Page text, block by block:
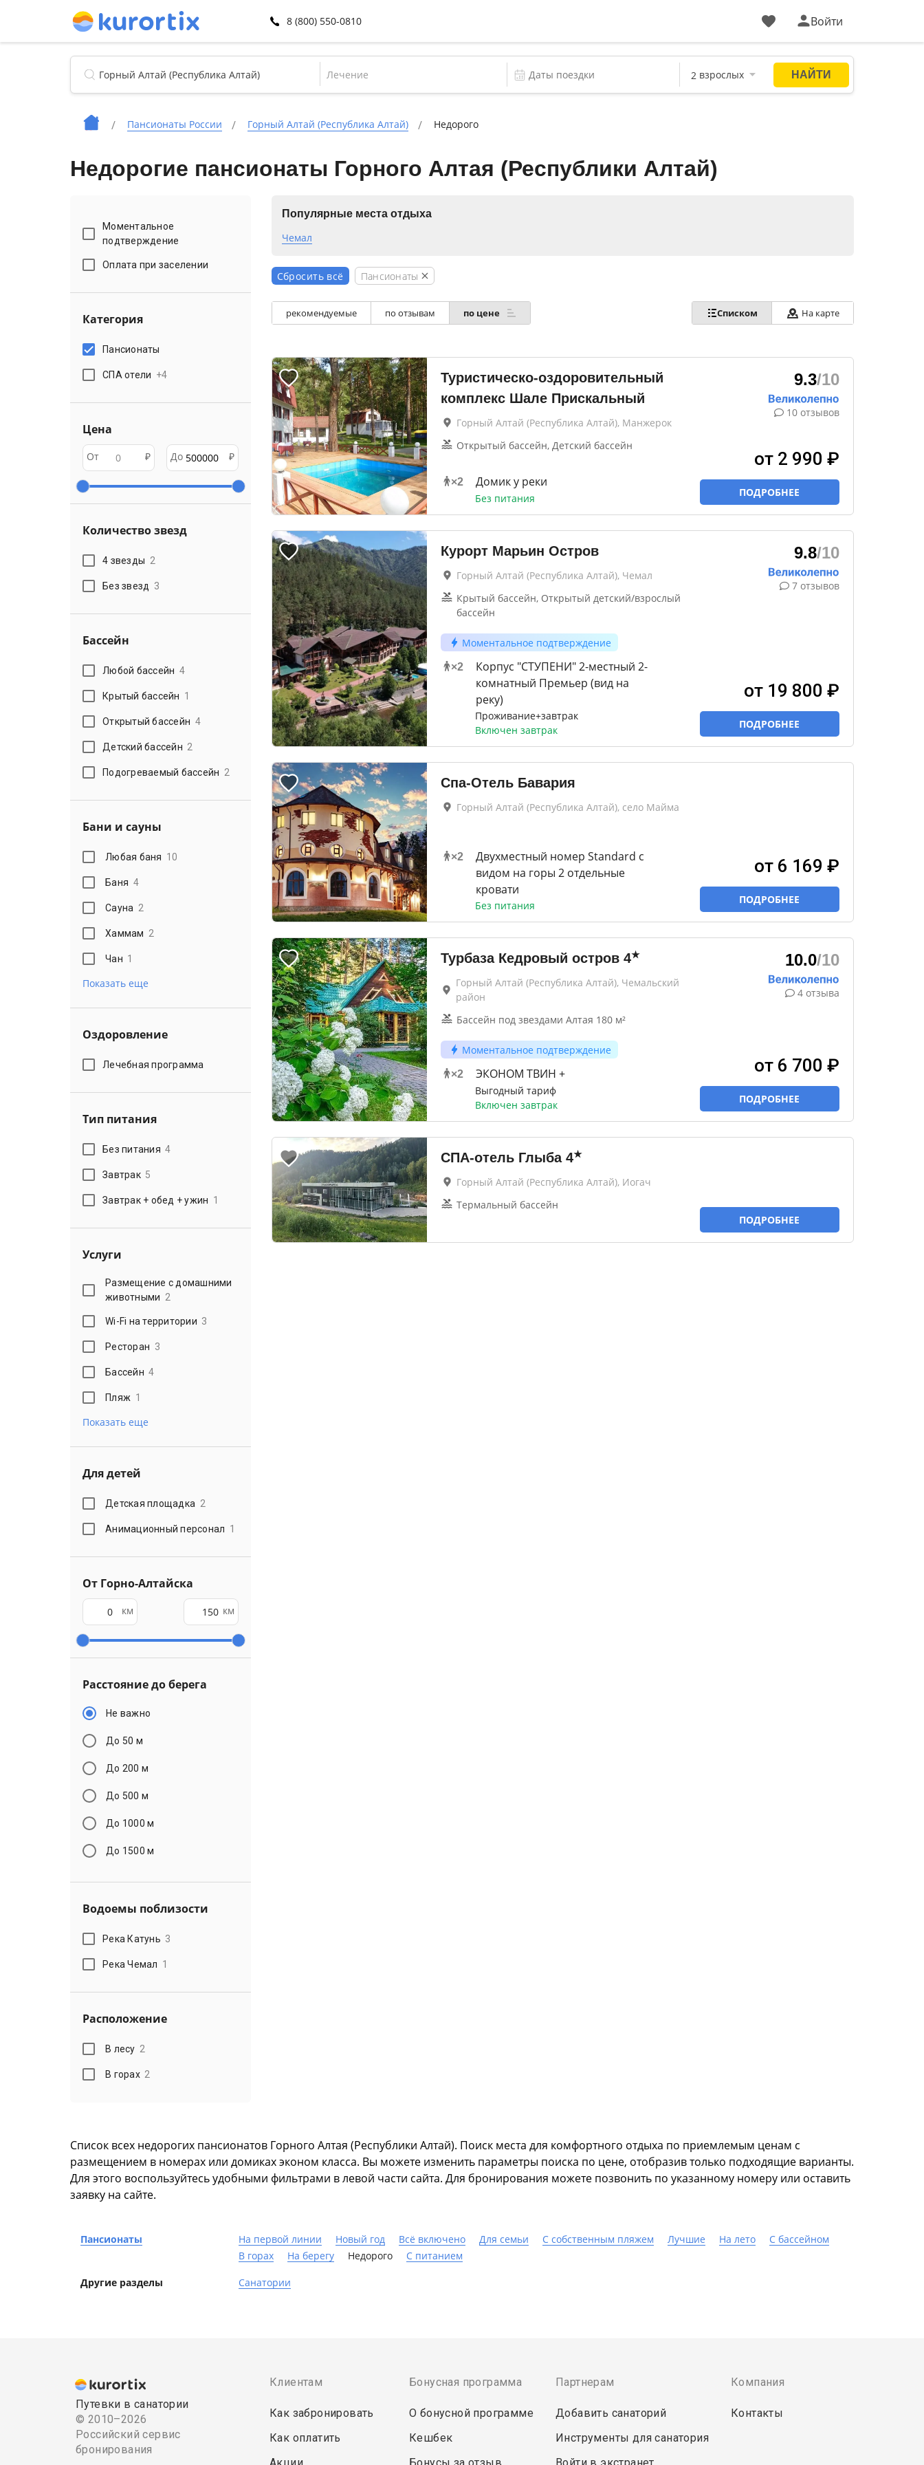
8 (800) 550-0810 Войти
Лечение
Пансионаты России Горный Алтай (Республика Алтай) Недорого
Недорогие пансионаты Горного Алтая (Республики Алтай)
Моментальное
подтверждение
Оплата при заселении
Категория
Пансионаты
СПА отели +4
Цена
От ₽ До ₽
Количество звезд
4 звезды 2
Без звезд 3
Бассейн
Любой бассейн 4
Крытый бассейн 1
Открытый бассейн 4
Детский бассейн 2
Подогреваемый бассейн 2
Бани и сауны
Любая баня 10
Баня 4
Сауна 2
Хаммам 2
Чан 1
Показать еще
Оздоровление
Лечебная программа
Тип питания
Без питания 4
Завтрак 5
Завтрак + обед + ужин 1
Услуги
Размещение с домашними
животными 2
Wi-Fi на территории 3
Ресторан 3
Бассейн 4
Пляж 1
Показать еще
Для детей
Детская площадка 2
Анимационный персонал 1
От Горно-Алтайска
км км
Расстояние до берега
Не важно
До 50 м
До 200 м
До 500 м
До 1000 м
До 1500 м
Водоемы поблизости
Река Катунь 3
Река Чемал 1
Расположение
В лесу 2
В горах 2
Популярные места отдыха
Чемал
Сбросить всё Пансионаты
рекомендуемые по отзывам по цене Списком На карте
Туристическо-оздоровительный
комплекс Шале Прискальный
Горный Алтай (Республика Алтай), Манжерок
Открытый бассейн, Детский бассейн
×2 Домик у реки
Без питания
9.3/10
10 отзывов
от 2 990 ₽
ПОДРОБНЕЕ
Курорт Марьин Остров
Горный Алтай (Республика Алтай), Чемал
Крытый бассейн, Открытый детский/взрослый
бассейн
Моментальное подтверждение
×2
Корпус "СТУПЕНИ" 2-местный 2-
комнатный Премьер (вид на
реку)
Проживание+завтрак
Включен завтрак
9.8/10
7 отзывов
от 19 800 ₽
ПОДРОБНЕЕ
Спа-Отель Бавария
Горный Алтай (Республика Алтай), село Майма
×2
Двухместный номер Standard с
видом на горы 2 отдельные
кровати
Без питания
от 6 169 ₽
ПОДРОБНЕЕ
Турбаза Кедровый остров 4★
Горный Алтай (Республика Алтай), Чемальский
район
Бассейн под звездами Алтая 180 м²
Моментальное подтверждение
×2 ЭКОНОМ ТВИН +
Выгодный тариф
Включен завтрак
10.0/10
4 отзыва
от 6 700 ₽
ПОДРОБНЕЕ
СПА-отель Глыба 4★
Горный Алтай (Республика Алтай), Иогач
Термальный бассейн
ПОДРОБНЕЕ
Список всех недорогих пансионатов Горного Алтая (Республики Алтай). Поиск места для комфортного отдыха по приемлемым ценам с
размещением в номерах или домиках эконом класса. Вы можете изменить параметры поиска по цене, отобразив только подходящие варианты.
Для этого воспользуйтесь удобными фильтрами в левой части сайта. Для бронирования можете позвонить по указанному номеру или оставить
заявку на сайте.
Пансионаты На первой линии Новый год Всё включено Для семьи С собственным пляжем Лучшие На лето
C бассейном
В горах
На берегу Недорого С питанием
Другие разделы Санатории
Путевки в санатории
© 2010–2026
Российский сервис
бронирования
Клиентам
Как забронировать
Как оплатить
Бонусная программа
О бонусной программе
Кешбек
Партнерам
Добавить санаторий
Инструменты для санатория
Компания
Контакты